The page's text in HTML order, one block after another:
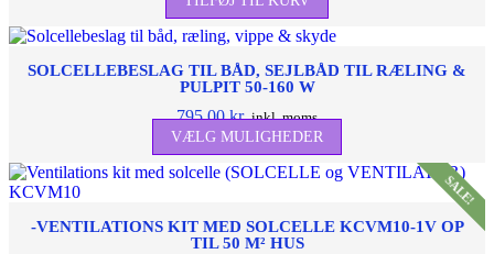
SOLCELLEBESLAG TIL BÅD, SEJLBÅD TIL RÆLING &
PULPIT 50-160 W
795,00kr. inkl. moms
VÆLG MULIGHEDER
vare
har
Mulighederne
SALE!
-VENTILATIONS KIT MED SOLCELLE KCVM10-1V OP
TIL 50 M² HUS